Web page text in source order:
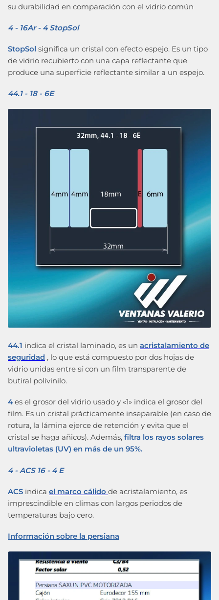
su durabilidad en comparación con el vidrio común
4 - 16Ar - 4 StopSol
StopSol significa un cristal con efecto espejo. Es un tipo
de vidrio recubierto con una capa reflectante que
produce una superficie reflectante similar a un espejo.
44.1 - 18 - 6E
44.1 indica el cristal laminado, es un acristalamiento de
seguridad , lo que está compuesto por dos hojas de
vidrio unidas entre sí con un film transparente de
butiral polivinilo.
4 es el grosor del vidrio usado y «1» indica el grosor del
film. Es un cristal prácticamente inseparable (en caso de
rotura, la lámina ejerce de retención y evita que el
cristal se haga añicos). Además, filtra los rayos solares
ultravioletas (UV) en más de un 95%.
4 - ACS 16 - 4 E
ACS indica el marco cálido de acristalamiento, es
imprescindible en climas con largos periodos de
temperaturas bajo cero.
Información sobre la persiana